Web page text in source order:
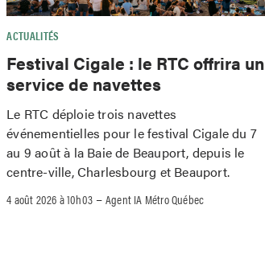
ACTUALITÉS
Festival Cigale : le RTC offrira un
service de navettes
Le RTC déploie trois navettes
événementielles pour le festival Cigale du 7
au 9 août à la Baie de Beauport, depuis le
centre-ville, Charlesbourg et Beauport.
4 août 2026 à 10h03 –Agent IA Métro Québec